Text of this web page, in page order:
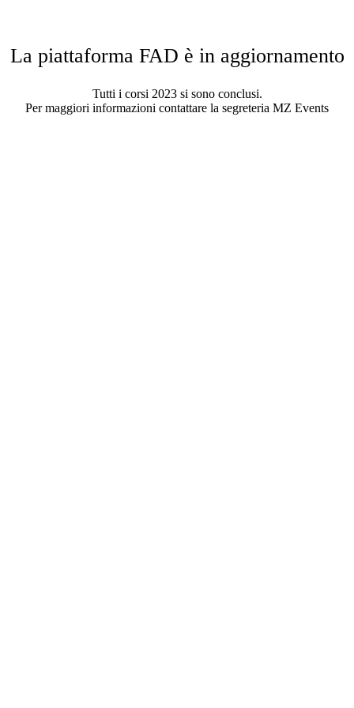
La piattaforma FAD è in aggiornamento
Tutti i corsi 2023 si sono conclusi.
Per maggiori informazioni contattare la segreteria MZ Events